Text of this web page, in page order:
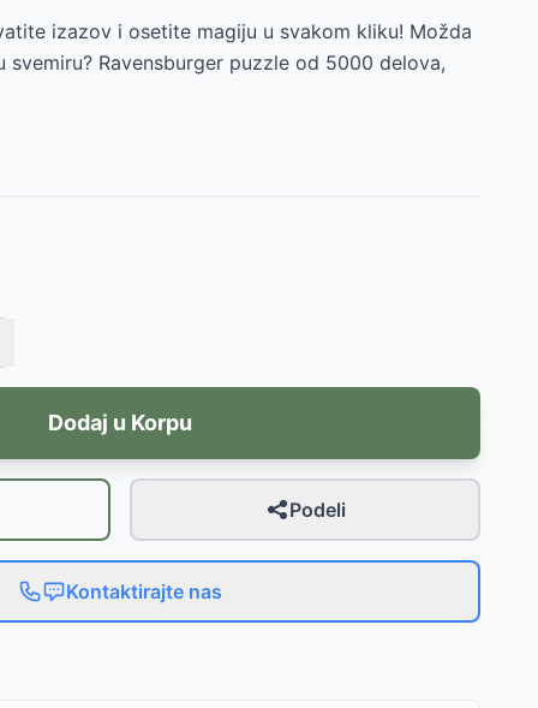
izazov i osetite magiju u svakom kliku! Možda
svemiru? Ravensburger puzzle od 5000 delova,
Dodaj u Korpu
Podeli
Kontaktirajte nas